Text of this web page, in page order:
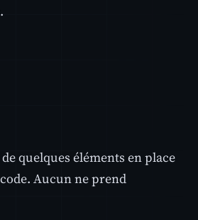
quelques éléments en place
Aucun ne prend